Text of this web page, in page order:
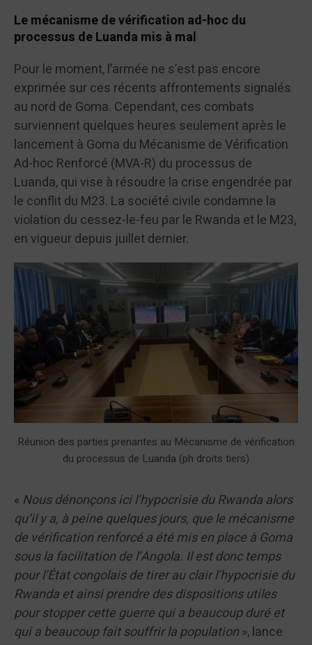
Le mécanisme de vérification ad-hoc du
processus de Luanda mis à mal
Pour le moment, l’armée ne s’est pas encore
exprimée sur ces récents affrontements signalés
au nord de Goma. Cependant, ces combats
surviennent quelques heures seulement après le
lancement à Goma du Mécanisme de Vérification
Ad-hoc Renforcé (MVA-R) du processus de
Luanda, qui vise à résoudre la crise engendrée par
le conflit du M23. La société civile condamne la
violation du cessez-le-feu par le Rwanda et le M23,
en vigueur depuis juillet dernier.
Réunion des parties prenantes au Mécanisme de vérification
du processus de Luanda (ph droits tiers)
« Nous dénonçons ici l’hypocrisie du Rwanda alors
qu’il y a, à peine quelques jours, que le mécanisme
de vérification renforcé a été mis en place à Goma
sous la facilitation de l’Angola. Il est donc temps
pour l’État congolais de tirer au clair l’hypocrisie du
Rwanda et ainsi prendre des dispositions utiles
pour stopper cette guerre qui a beaucoup duré et
qui a beaucoup fait souffrir la population», lance